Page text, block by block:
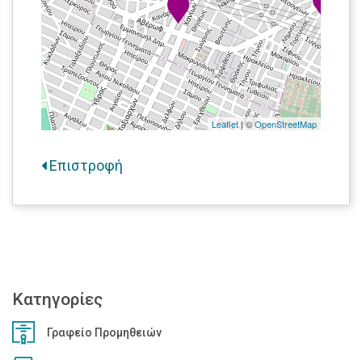
Leaflet| ©OpenStreetMap
Επιστροφή
Κατηγορίες
Γραφείο Προμηθειών